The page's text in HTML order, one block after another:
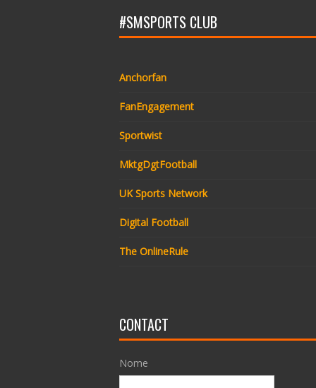
#SMSPORTS CLUB
Anchorfan
FanEngagement
Sportwist
MktgDgtFootball
UK Sports Network
Digital Football
The OnlineRule
CONTACT
Nome